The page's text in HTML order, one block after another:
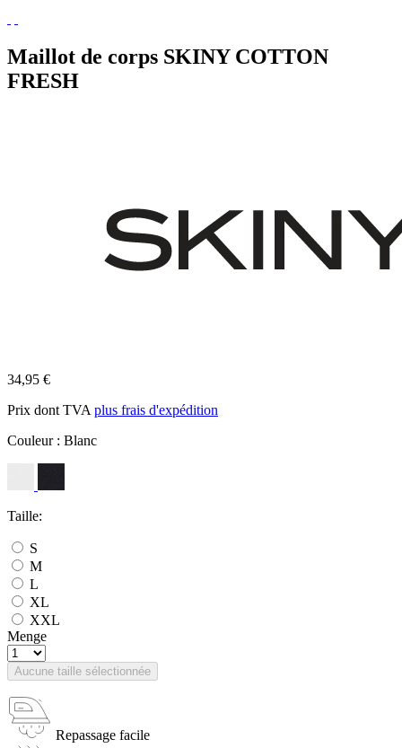
Maillot de corps SKINY COTTON
FRESH
34,95 €
Prix dont TVA plus frais d'expédition
Couleur : Blanc
Taille:
S
M
L
XL
XXL
Menge
Aucune taille sélectionnée
Repassage facile